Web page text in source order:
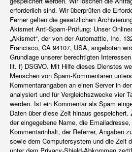
erforderlich sind. Wir überprüfen die
Ferner gelten die gesetzlichen
Akismet Anti-Spam-Prüfung: Unser
„Akismet“, der von der Automattic, Inc.
Francisco, CA 94107, USA, angeboten
Grundlage unserer berechtigten
lit. f) DSGVO. Mit Hilfe dieses Dienstes
Menschen von Spam-Kommentaren
Kommentarangaben an einen Server in
analysiert und für Vergleichszwecke vier
werden. Ist ein Kommentar als Spam
Daten über diese Zeit hinaus gespeichert.
der eingegebene Name, die
Kommentarinhalt, der Referrer, Angaben
sowie dem Computersystem und die Zeit